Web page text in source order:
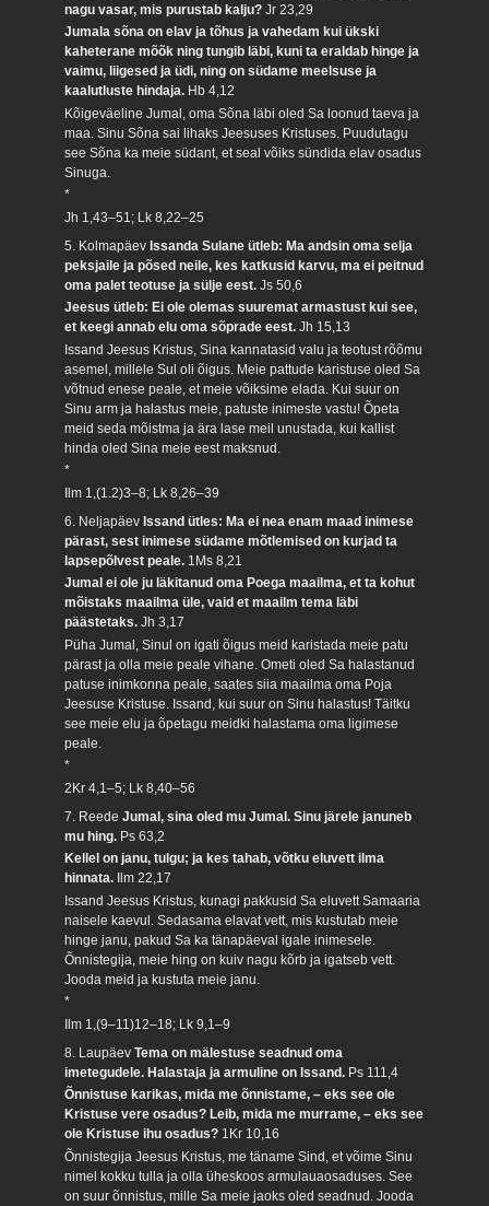
nagu vasar, mis purustab kalju?Jr 23,29
Jumala sõna on elav ja tõhus ja vahedam kui ükski
kaheterane mõõk ning tungib läbi, kuni ta eraldab hinge ja
vaimu, liigesed ja üdi, ning on südame meelsuse ja
kaalutluste hindaja. Hb 4,12
Kõigeväeline Jumal, oma Sõna läbi oled Sa loonud taeva ja
maa. Sinu Sõna sai lihaks Jeesuses Kristuses. Puudutagu
see Sõna ka meie südant, et seal võiks sündida elav osadus
Sinuga.
*
Jh 1,43–51; Lk 8,22–25
5. Kolmapäev Issanda Sulane ütleb: Ma andsin oma selja
peksjaile ja põsed neile, kes katkusid karvu, ma ei peitnud
oma palet teotuse ja sülje eest.Js 50,6
Jeesus ütleb: Ei ole olemas suuremat armastust kui see,
et keegi annab elu oma sõprade eest.Jh 15,13
Issand Jeesus Kristus, Sina kannatasid valu ja teotust rõõmu
asemel, millele Sul oli õigus. Meie pattude karistuse oled Sa
võtnud enese peale, et meie võiksime elada. Kui suur on
Sinu arm ja halastus meie, patuste inimeste vastu! Õpeta
meid seda mõistma ja ära lase meil unustada, kui kallist
hinda oled Sina meie eest maksnud.
*
Ilm 1,(1.2)3–8; Lk 8,26–39
6. Neljapäev Issand ütles: Ma ei nea enam maad inimese
pärast, sest inimese südame mõtlemised on kurjad ta
lapsepõlvest peale. 1Ms 8,21
Jumal ei ole ju läkitanud oma Poega maailma, et ta kohut
mõistaks maailma üle, vaid et maailm tema läbi
päästetaks.Jh 3,17
Püha Jumal, Sinul on igati õigus meid karistada meie patu
pärast ja olla meie peale vihane. Ometi oled Sa halastanud
patuse inimkonna peale, saates siia maailma oma Poja
Jeesuse Kristuse. Issand, kui suur on Sinu halastus! Täitku
see meie elu ja õpetagu meidki halastama oma ligimese
peale.
*
2Kr 4,1–5; Lk 8,40–56
7. ReedeJumal, sina oled mu Jumal. Sinu järele januneb
mu hing. Ps 63,2
Kellel on janu, tulgu; ja kes tahab, võtku eluvett ilma
hinnata.
Ilm 22,17
Issand Jeesus Kristus, kunagi pakkusid Sa eluvett Samaaria
naisele kaevul. Sedasama elavat vett, mis kustutab meie
hinge janu, pakud Sa ka tänapäeval igale inimesele.
Õnnistegija, meie hing on kuiv nagu kõrb ja igatseb vett.
Jooda meid ja kustuta meie janu.
*
Ilm 1,(9–11)12–18; Lk 9,1–9
8. LaupäevTema on mälestuse seadnud oma
imetegudele. Halastaja ja armuline on Issand. Ps 111,4
Õnnistuse karikas, mida me õnnistame, – eks see ole
Kristuse vere osadus? Leib, mida me murrame, – eks see
ole Kristuse ihu osadus? 1Kr 10,16
Õnnistegija Jeesus Kristus, me täname Sind, et võime Sinu
nimel kokku tulla ja olla üheskoos armulauaosaduses. See
on suur õnnistus, mille Sa meie jaoks oled seadnud. Jooda